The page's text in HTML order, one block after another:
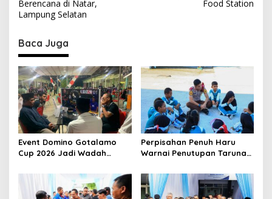
s
t
n
a
v
i
g
a
t
i
o
Berencana di Natar,
Lampung Selatan
Food Station
Baca Juga
Event Domino Gotalamo
Cup 2026 Jadi Wadah
Kebersamaan Masyarakat
Perpisahan Penuh Haru
Warnai Penutupan Taruna
Kepulauan